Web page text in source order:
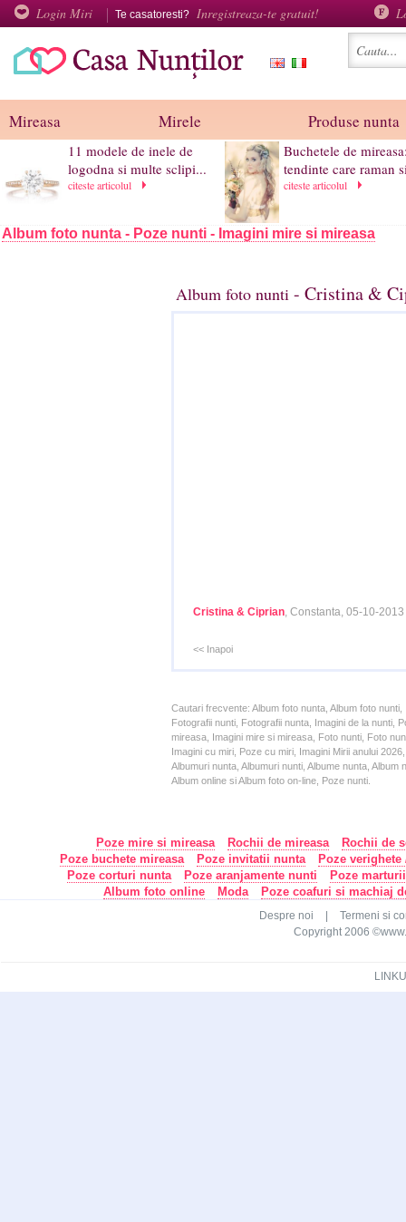
Login Miri Te casatoresti? Inregistreaza-te gratuit!
Mireasa Mirele Produse nunta
11 modele de inele de
logodna si multe sclipi...
citeste articolul
Buchetele de
tendinte care raman
citeste articolul
Album foto nunta - Poze nunti - Imagini mire si mireasa
Album foto nunti - Cristina &
Cristina & Ciprian, Constanta, 05-10-2013
<< Inapoi
Cautari frecvente: Album foto nunta, Album foto
Fotografii nunti, Fotografii nunta, Imagini de la nunti,
mireasa, Imagini mire si mireasa, Foto nunti, Foto
Imagini cu miri, Poze cu miri, Imagini Mirii anului
Albumuri nunta, Albumuri nunti, Albume nunta,
Album online si Album foto on-line, Poze nunti.
Poze mire si mireasa Rochii de mireasa
Rochii de
Poze buchete mireasa
Poze invitatii nunta
Poze
Poze corturi nunta
Poze aranjamente nunti
Poze
Album foto online
Moda Poze coafuri si machiaj
Despre noi
Termeni si
Copyright 2006